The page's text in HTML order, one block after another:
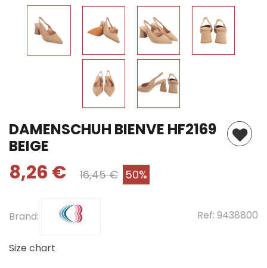
DAMENSCHUH BIENVE HF2169
BEIGE
8,26 € 16,45 € 50%
Brand: Ref: 9438800
Size chart